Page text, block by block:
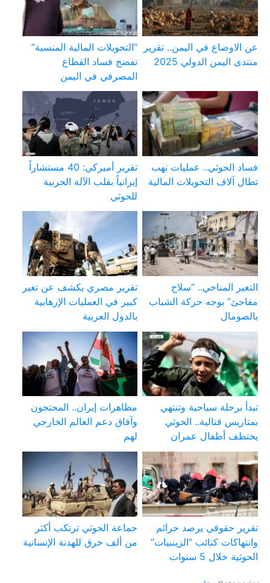
عن الاوضاع في اليمن.. تقرير
منتدى اليمن الدولي 2025
“التحويلات المالية المنسية”
تفضح فساد القطاع
المصرفي في اليمن
فساد الحوثي.. عمليات نهب
تطال آلاف التحويلات المالية
تقرير أميركي: 40 مستشاراً
إيرانياً بقلب الآلة الحربية
للحوثي
التغير المناخي.. “سلاح
مفاجئ” بوجه حركة الشباب
بالصومال
تقرير مصري يكشف عن تغير
كبير في العمليات الإرهابية
بالدول العربية
تبدأ برحلة سياحية وتنتهي
بمتاريس قتالية.. الحوثي
يختطف أطفال عمران
مظاهرات إيران.. المحتجون
وآفاق دعم العالم الخارجي
لهم
تقرير حقوقي يرصد جرائم
وانتهاكات كتائب “الزينبيات”
الحوثية خلال 5 سنوات
جماعة الحوثي ترتكب أكثر
من ألف خرق للهدنة الإنسانية